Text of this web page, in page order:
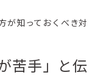
が知っておくべき対
苦手」と伝